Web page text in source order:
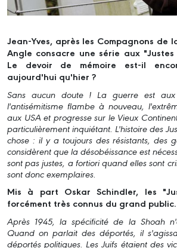
Jean-Yves, après les Compagnons de
Angle consacre une série aux
Le devoir de mémoire est-il
aujourd'hui qu'hier ?
Sans aucun doute ! La guerre est aux
l'antisémitisme flambe à nouveau,
aux USA et progresse sur le Vieux
particulièrement inquiétant. L'histoire des
chose : il y a toujours des résistants, des
considèrent que la désobéissance est
sont pas justes, a fortiori quand elles sont
sont donc exemplaires.
Mis à part Oskar Schindler, les
forcément très connus du grand
Après 1945, la spécificité de la Shoah
Quand on parlait des déportés, il
déportés politiques. Les Juifs étaient des